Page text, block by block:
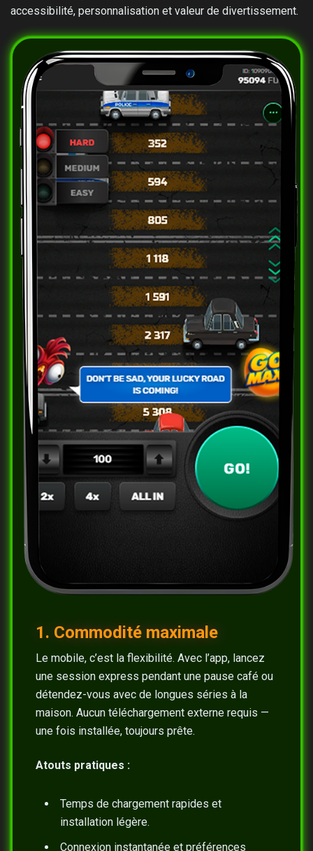
accessibilité, personnalisation et valeur de divertissement.
1. Commodité maximale
Le mobile, c’est la flexibilité. Avec l’app, lancez
une session express pendant une pause café ou
détendez-vous avec de longues séries à la
maison. Aucun téléchargement externe requis —
une fois installée, toujours prête.
Atouts pratiques :
Temps de chargement rapides et
installation légère.
Connexion instantanée et préférences